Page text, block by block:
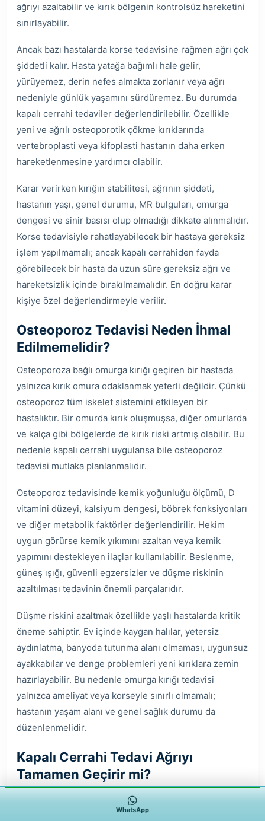
ağrıyı azaltabilir ve kırık bölgenin kontrolsüz hareketini
sınırlayabilir.
Ancak bazı hastalarda korse tedavisine rağmen ağrı çok
şiddetli kalır. Hasta yatağa bağımlı hale gelir,
yürüyemez, derin nefes almakta zorlanır veya ağrı
nedeniyle günlük yaşamını sürdüremez. Bu durumda
kapalı cerrahi tedaviler değerlendirilebilir. Özellikle
yeni ve ağrılı osteoporotik çökme kırıklarında
vertebroplasti veya kifoplasti hastanın daha erken
hareketlenmesine yardımcı olabilir.
Karar verirken kırığın stabilitesi, ağrının şiddeti,
hastanın yaşı, genel durumu, MR bulguları, omurga
dengesi ve sinir basısı olup olmadığı dikkate alınmalıdır.
Korse tedavisiyle rahatlayabilecek bir hastaya gereksiz
işlem yapılmamalı; ancak kapalı cerrahiden fayda
görebilecek bir hasta da uzun süre gereksiz ağrı ve
hareketsizlik içinde bırakılmamalıdır. En doğru karar
kişiye özel değerlendirmeyle verilir.
Osteoporoz Tedavisi Neden İhmal
Edilmemelidir?
Osteoporoza bağlı omurga kırığı geçiren bir hastada
yalnızca kırık omura odaklanmak yeterli değildir. Çünkü
osteoporoz tüm iskelet sistemini etkileyen bir
hastalıktır. Bir omurda kırık oluşmuşsa, diğer omurlarda
ve kalça gibi bölgelerde de kırık riski artmış olabilir. Bu
nedenle kapalı cerrahi uygulansa bile osteoporoz
tedavisi mutlaka planlanmalıdır.
Osteoporoz tedavisinde kemik yoğunluğu ölçümü, D
vitamini düzeyi, kalsiyum dengesi, böbrek fonksiyonları
ve diğer metabolik faktörler değerlendirilir. Hekim
uygun görürse kemik yıkımını azaltan veya kemik
yapımını destekleyen ilaçlar kullanılabilir. Beslenme,
güneş ışığı, güvenli egzersizler ve düşme riskinin
azaltılması tedavinin önemli parçalarıdır.
Düşme riskini azaltmak özellikle yaşlı hastalarda kritik
öneme sahiptir. Ev içinde kaygan halılar, yetersiz
aydınlatma, banyoda tutunma alanı olmaması, uygunsuz
ayakkabılar ve denge problemleri yeni kırıklara zemin
hazırlayabilir. Bu nedenle omurga kırığı tedavisi
yalnızca ameliyat veya korseyle sınırlı olmamalı;
hastanın yaşam alanı ve genel sağlık durumu da
düzenlenmelidir.
Kapalı Cerrahi Tedavi Ağrıyı
Tamamen Geçirir mi?
Kapalı cerrahi tedaviler birçok hastada ağrıyı belirgin
şekilde azaltabilir; ancak her hastada ağrının tamamen
WhatsApp